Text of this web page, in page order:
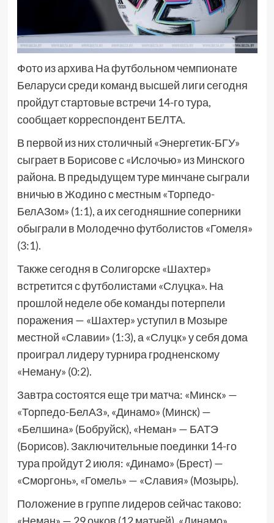
Фото из архива На футбольном чемпионате
Беларуси среди команд высшей лиги сегодня
пройдут стартовые встречи 14-го тура,
сообщает корреспондент БЕЛТА.
В первой из них столичный «Энергетик-БГУ»
сыграет в Борисове с «Ислочью» из Минского
района. В предыдущем туре минчане сыграли
вничью в Жодино с местным «Торпедо-
БелАЗом» (1:1), а их сегодняшние соперники
обыграли в Молодечно футболистов «Гомеля»
(3:1).
Также сегодня в Солигорске «Шахтер»
встретится с футболистами «Слуцка». На
прошлой неделе обе команды потерпели
поражения — «Шахтер» уступил в Мозыре
местной «Славии» (1:3), а «Слуцк» у себя дома
проиграл лидеру турнира гродненскому
«Неману» (0:2).
Завтра состоятся еще три матча: «Минск» —
«Торпедо-БелАЗ», «Динамо» (Минск) —
«Белшина» (Бобруйск), «Неман» — БАТЭ
(Борисов). Заключительные поединки 14-го
тура пройдут 2 июля: «Динамо» (Брест) —
«Сморгонь», «Гомель» — «Славия» (Мозырь).
Положение в группе лидеров сейчас таково: